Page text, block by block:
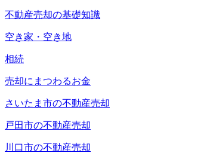
不動産売却の基礎知識
空き家・空き地
相続
売却にまつわるお金
さいたま市の不動産売却
戸田市の不動産売却
川口市の不動産売却